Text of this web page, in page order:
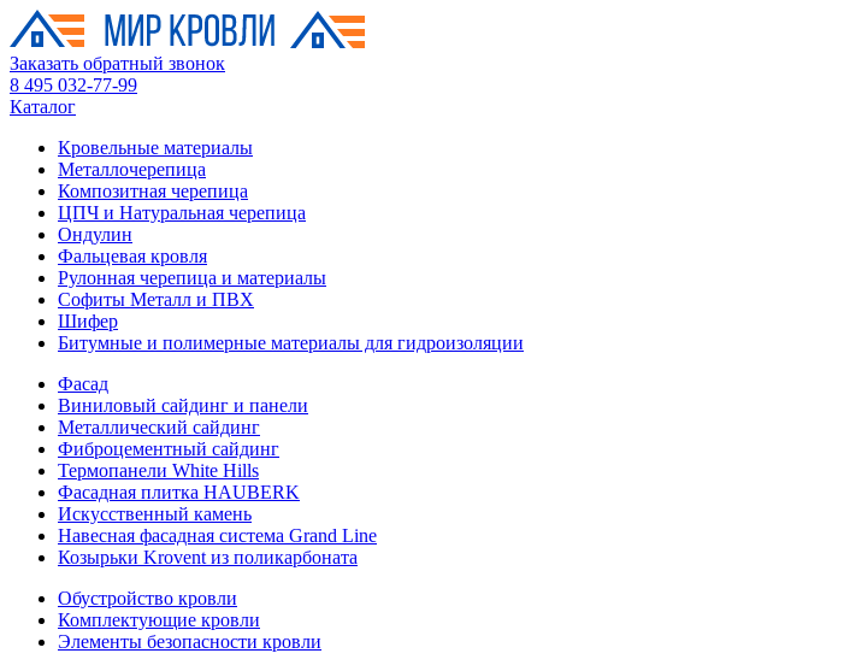
Заказать обратный звонок
8 495 032-77-99
Каталог
Кровельные материалы
Металлочерепица
Композитная черепица
ЦПЧ и Натуральная черепица
Ондулин
Фальцевая кровля
Рулонная черепица и материалы
Софиты Металл и ПВХ
Шифер
Битумные и полимерные материалы для гидроизоляции
Фасад
Виниловый сайдинг и панели
Металлический сайдинг
Фиброцементный сайдинг
Термопанели White Hills
Фасадная плитка HAUBERK
Искусственный камень
Навесная фасадная система Grand Line
Козырьки Krovent из поликарбоната
Обустройство кровли
Комплектующие кровли
Элементы безопасности кровли